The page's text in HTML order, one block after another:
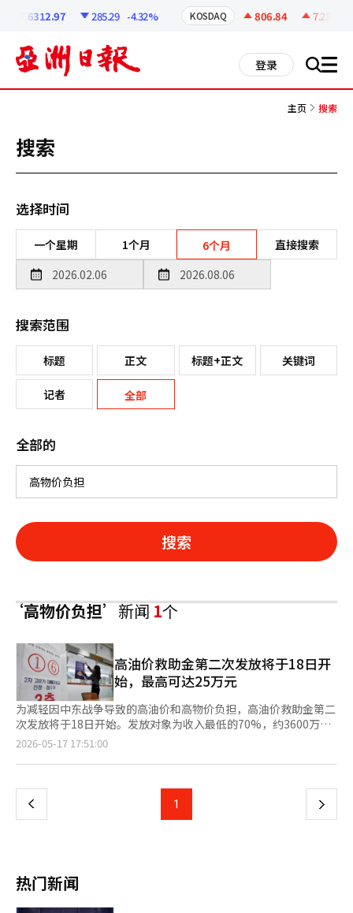
6312.97 285.29 -4.32% KOSDAQ 806.84 7.25
登录 搜 all
主页 搜索
搜索
选择时间
一个星期 1个月 6个月 直接搜索
搜索范围
标题 正文 标题+正文 关键词
记者 全部
全部的
搜索
‘高物价负担’新闻1个
高油价救助金第二次发放将于18日开
始，最高可达25万元
为减轻因中东战争导致的高油价和高物价负担，高油价救助金第二
次发放将于18日开始。发放对象为收入最低的70%，约3600万
人。 根据行政安全部的说法，第二次发放的对象是根据2026年3月
职工参保者，健康保险费为1人家庭13万元，2人家庭14万元，3人
标准为1人家庭8万元，2人家庭12万元，3人家庭19万元，4人家庭
产者将被排除在外。 救助金金额根据居住地区不同而有所差异。
首都圈居民可获得10万元，非首都圈居民可获得15万元。人口减
少地区的优待支持地区居民可获得20万元，特别支持地区居民可获
2026-05-17 17:51:00
上
页
1 下
热门新闻